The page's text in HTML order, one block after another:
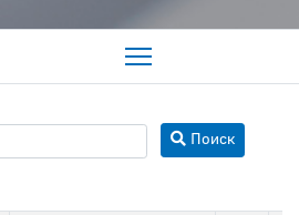
Поиск